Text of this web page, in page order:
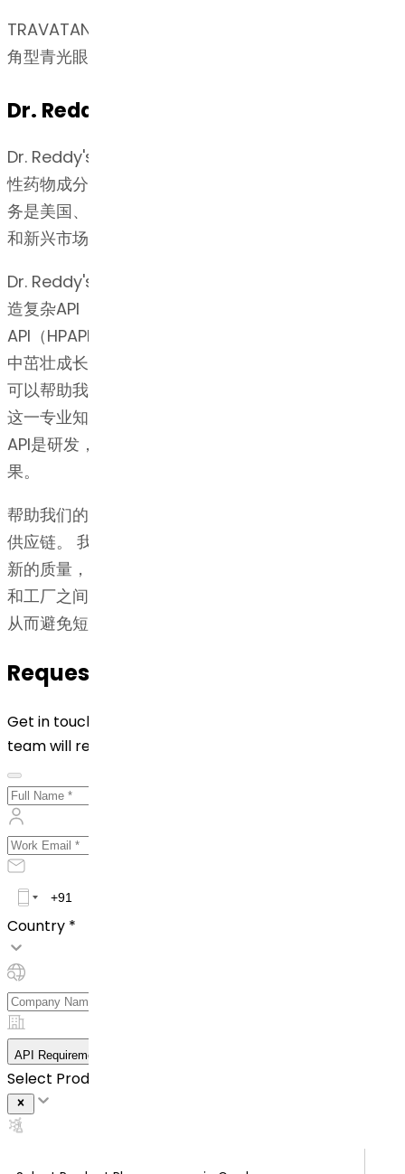
TRAVATAN Z® 是一种前列腺素类似物，适用于降低开
角型青光眼或眼高压患者的眼内压 (IOP)。
Dr. Reddy's的专长
Dr. Reddy's总部位于印度海得拉巴，是全球领先的活
性药物成分（API）供应商之一。 Dr. Reddy's的API业
务是美国、欧洲、巴西、拉丁美洲、日本、中国、韩国
和新兴市场的制药公司的首选合作伙伴。
Dr. Reddy's博士的API业务在过去30多年来在开发和制
造复杂API（如类固醇，多肽，复杂长链分子和高效
API（HPAPI /肿瘤药物））方面所建立的深厚技术优势
中茁壮成长。 我们在知识产权和法规事务方面的实力
可以帮助我们始终如一地达到并超越监管标准，从而为
这一专业知识提供补充。 Dr. Reddy's博士 曲伏前列素
API是研发，知识产权和监管方面广泛专业知识的结
果。
帮助我们的客户率先进入市场的关键组成部分是响应式
供应链。 我们通过确保所有设施都高效运行并达到最
新的质量，安全和生产率标准来实现这一目标。 业务
和工厂之间的强大互联可以快速响应动态的市场变化，
从而避免短缺并满足需求的突然激增。
Request for Quotation
Get in touch with us by filling out the form below. Our
team will reach out to you shortly!
Country *
API Requirement Details
Select Product *